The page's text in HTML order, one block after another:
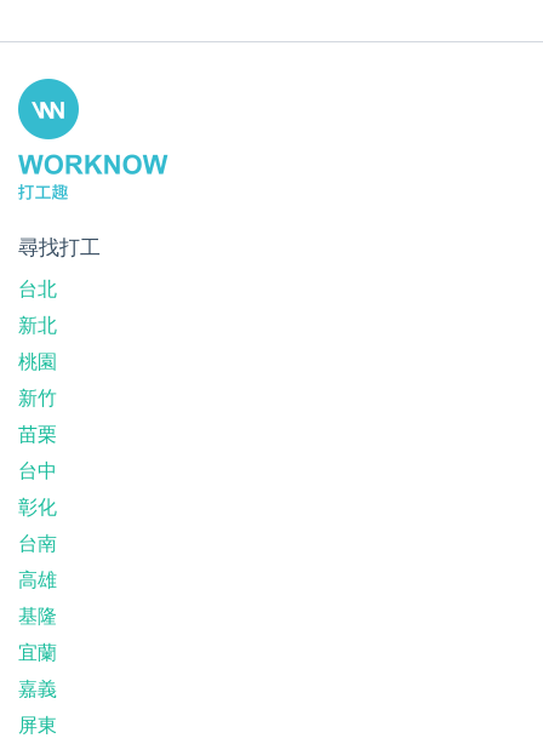
尋找打工
台北
新北
桃園
新竹
苗栗
台中
彰化
台南
高雄
基隆
宜蘭
嘉義
屏東